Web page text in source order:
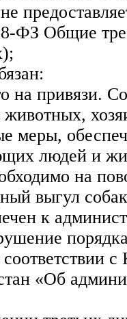
ФЗ Общие
на привязи.
меры,
людей и
на
выгул
к
с
«Об